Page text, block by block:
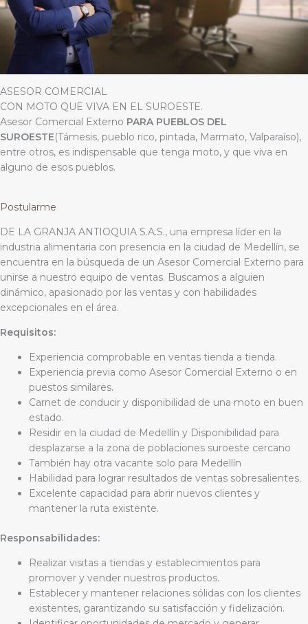
ASESOR COMERCIAL
CON MOTO QUE VIVA EN EL SUROESTE.
Asesor Comercial Externo PARA PUEBLOS DEL
SUROESTE(Támesis, pueblo rico, pintada, Marmato, Valparaíso),
entre otros, es indispensable que tenga moto, y que viva en
alguno de esos pueblos.
Postularme
DE LA GRANJA ANTIOQUIA S.A.S., una empresa líder en la
industria alimentaria con presencia en la ciudad de Medellín, se
encuentra en la búsqueda de un Asesor Comercial Externo para
unirse a nuestro equipo de ventas. Buscamos a alguien
dinámico, apasionado por las ventas y con habilidades
excepcionales en el área.
Requisitos:
Experiencia comprobable en ventas tienda a tienda.
Experiencia previa como Asesor Comercial Externo o en
puestos similares.
Carnet de conducir y disponibilidad de una moto en buen
estado.
Residir en la ciudad de Medellín y Disponibilidad para
desplazarse a la zona de poblaciones suroeste cercano
También hay otra vacante solo para Medellín
Habilidad para lograr resultados de ventas sobresalientes.
Excelente capacidad para abrir nuevos clientes y
mantener la ruta existente.
Responsabilidades:
Realizar visitas a tiendas y establecimientos para
promover y vender nuestros productos.
Establecer y mantener relaciones sólidas con los clientes
existentes, garantizando su satisfacción y fidelización.